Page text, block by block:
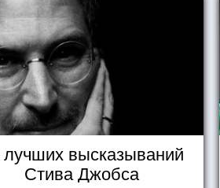
лучших высказываний
Стива Джобса